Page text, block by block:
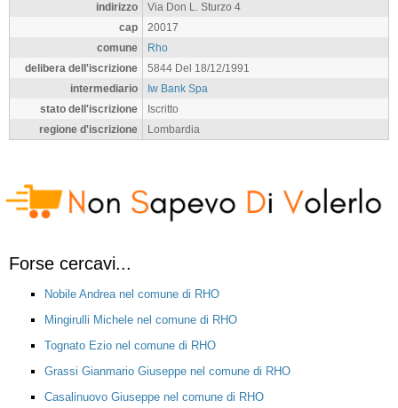
indirizzo
Via Don L. Sturzo 4
cap
20017
comune
Rho
delibera dell'iscrizione
5844 Del 18/12/1991
intermediario
Iw Bank Spa
stato dell'iscrizione
Iscritto
regione d'iscrizione
Lombardia
Forse cercavi...
Nobile Andrea nel comune di RHO
Mingirulli Michele nel comune di RHO
Tognato Ezio nel comune di RHO
Grassi Gianmario Giuseppe nel comune di RHO
Casalinuovo Giuseppe nel comune di RHO